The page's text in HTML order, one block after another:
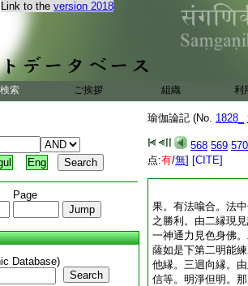
Link to the version 2018
検索 ご挨拶 組織 利
Eng
Page
Database)
Search
瑜伽論記 (No. 1828_
568 569 570
点:有/無] [CITE]
果。有法喩合。法
之勝利。由二縁現
一神通力見色身佛
薩如是下第二明能
他縁。三迴向縁。
信等。明淨但明。